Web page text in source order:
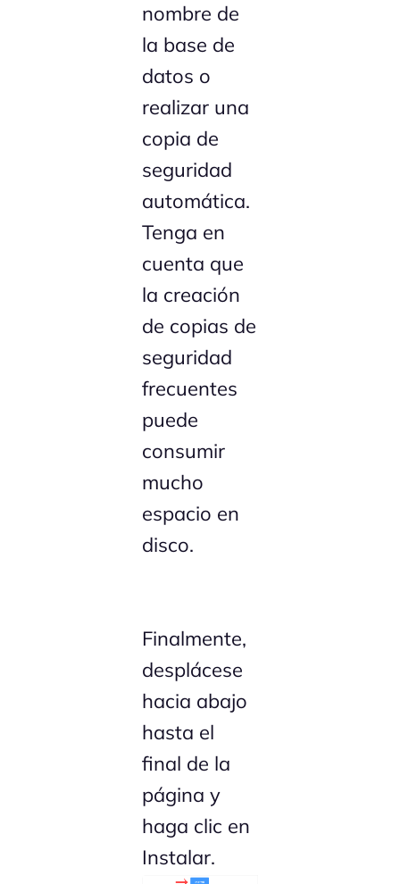
nombre de
la base de
datos o
realizar una
copia de
seguridad
automática.
Tenga en
cuenta que
la creación
de copias de
seguridad
frecuentes
puede
consumir
mucho
espacio en
disco.
Finalmente,
desplácese
hacia abajo
hasta el
final de la
página y
haga clic en
Instalar.